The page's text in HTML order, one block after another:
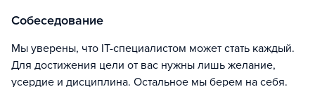
собеседование
Мы уверены, что IT-специалистом может стать каждый.
Для достижения цели от вас нужны лишь желание,
усердие и дисциплина. Остальное мы берем на себя.